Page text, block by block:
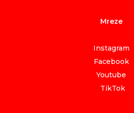
Mreze
Instagram
Facebook
Youtube
TikTok